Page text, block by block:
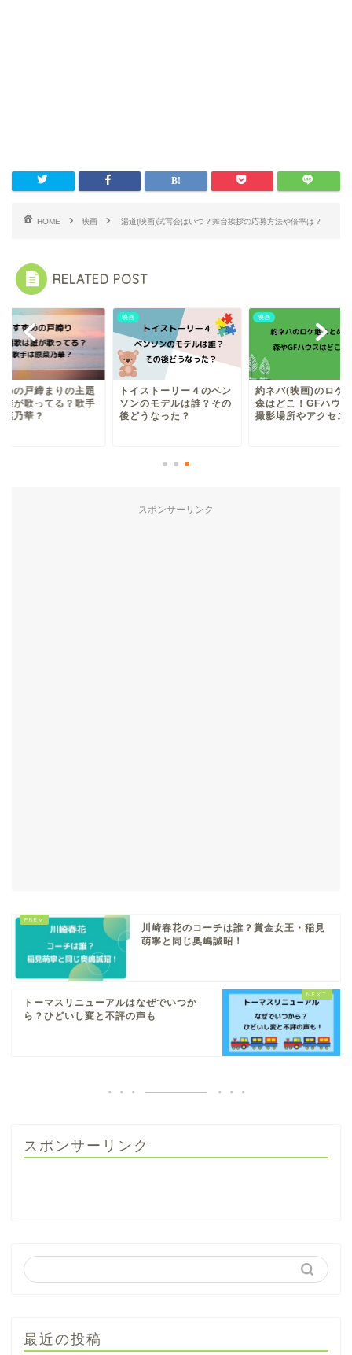
HOME 映画 湯道(映画)試写会はいつ？舞台挨拶の応募方法や倍率は？
RELATED POST
めの戸締まりの主題
誰が歌ってる？歌手
菜乃華？
映画
トイストーリー４のベン
ソンのモデルは誰？その
後どうなった？
映画
約ネバ(映画)のロケ
森はどこ！GFハウ
撮影場所やアクセス
スポンサーリンク
川崎春花のコーチは誰？賞金女王・稲見
萌寧と同じ奥嶋誠昭！
トーマスリニューアルはなぜでいつか
ら？ひどいし変と不評の声も
スポンサーリンク
最近の投稿